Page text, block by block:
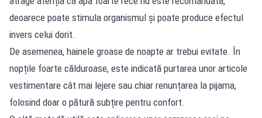
deoarece poate stimula organismul și poate produce efectul
invers celui dorit.
De asemenea, hainele groase de noapte ar trebui evitate. În
nopțile foarte călduroase, este indicată purtarea unor articole
vestimentare cât mai lejere sau chiar renunțarea la pijama,
folosind doar o pătură subțire pentru confort.